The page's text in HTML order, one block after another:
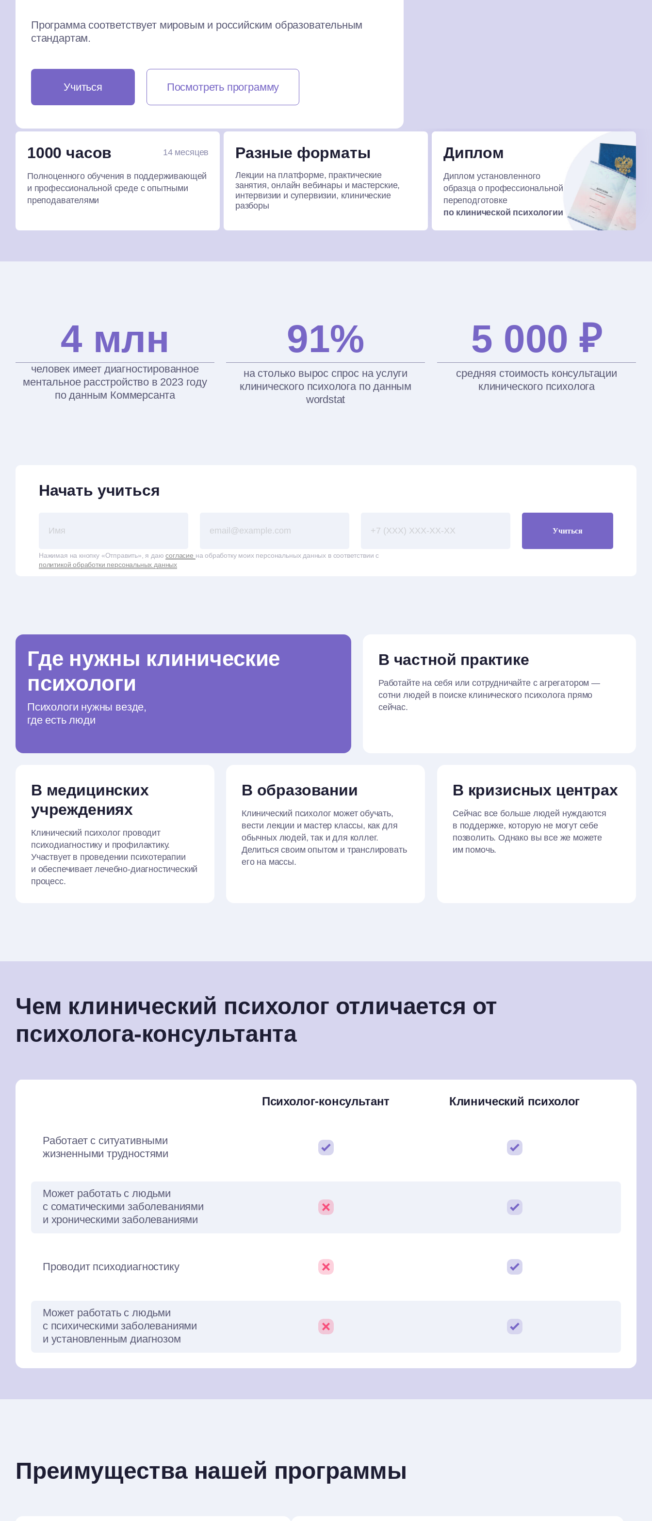
Программа соответствует мировым и российским образовательным
стандартам.
Учиться Посмотреть программу
14 месяцев
1000 часов
Полноценного обучения в поддерживающей
и профессиональной среде с опытными
преподавателями
Разные форматы
Лекции на платформе, практические
занятия, онлайн вебинары и мастерские,
интервизии и супервизии, клинические
разборы
Диплом
Диплом установленного
образца о профессиональной
переподготовке
по клинической психологии
91%
на столько вырос спрос на услуги
клинического психолога по данным
wordstat
4 млн
человек имеет диагностированное
ментальное расстройство в 2023 году
по данным Коммерсанта
5 000 ₽
средняя стоимость консультации
клинического психолога
Начать учиться
Учиться
Нажимая на кнопку «Отправить», я даюсогласие на обработку моих персональных данных в соответствии с
политикой обработки персональных данных
Где нужны клинические
психологи
Психологи нужны везде,
где есть люди
В частной практике
Работайте на себя или сотрудничайте с агрегатором —
сотни людей в поиске клинического психолога прямо
сейчас.
В медицинских
учреждениях
Клинический психолог проводит
психодиагностику и профилактику.
Участвует в проведении психотерапии
и обеспечивает лечебно-диагностический
процесс.
В образовании
Клинический психолог может обучать,
вести лекции и мастер классы, как для
обычных людей, так и для коллег.
Делиться своим опытом и транслировать
его на массы.
В кризисных центрах
Сейчас все больше людей нуждаются
в поддержке, которую не могут себе
позволить. Однако вы все же можете
им помочь.
Чем клинический психолог отличается от
психолога-консультанта
Психолог-консультант Клинический психолог
Может работать с людьми
с соматическими заболеваниями
и хроническими заболеваниями
Работает с ситуативными
жизненными трудностями
Может работать с людьми
с психическими заболеваниями
и установленным диагнозом
Проводит психодиагностику
Преимущества нашей программы